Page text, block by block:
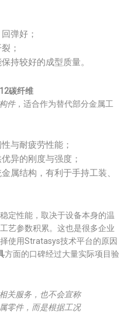
弹好；
；
持较好的成型质量。
碳纤维
件，适合作为替代部分金属工
与耐疲劳性能；
异的刚度与强度；
属结构，有利于手持工装、
定性能，取决于设备本身的温
艺参数积累。这也是很多企业
使用Stratasys技术平台的原因
方面的口碑经过大量实际项目验
关服务，也不会宣称
零件，而是根据工况